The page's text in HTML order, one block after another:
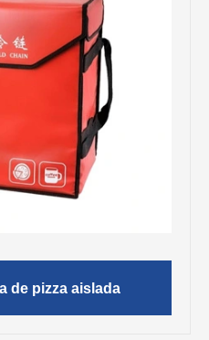
de pizza aislada